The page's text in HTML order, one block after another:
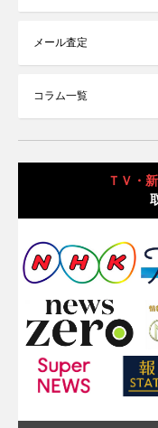
メール査定
コラム一覧
ＴＶ・